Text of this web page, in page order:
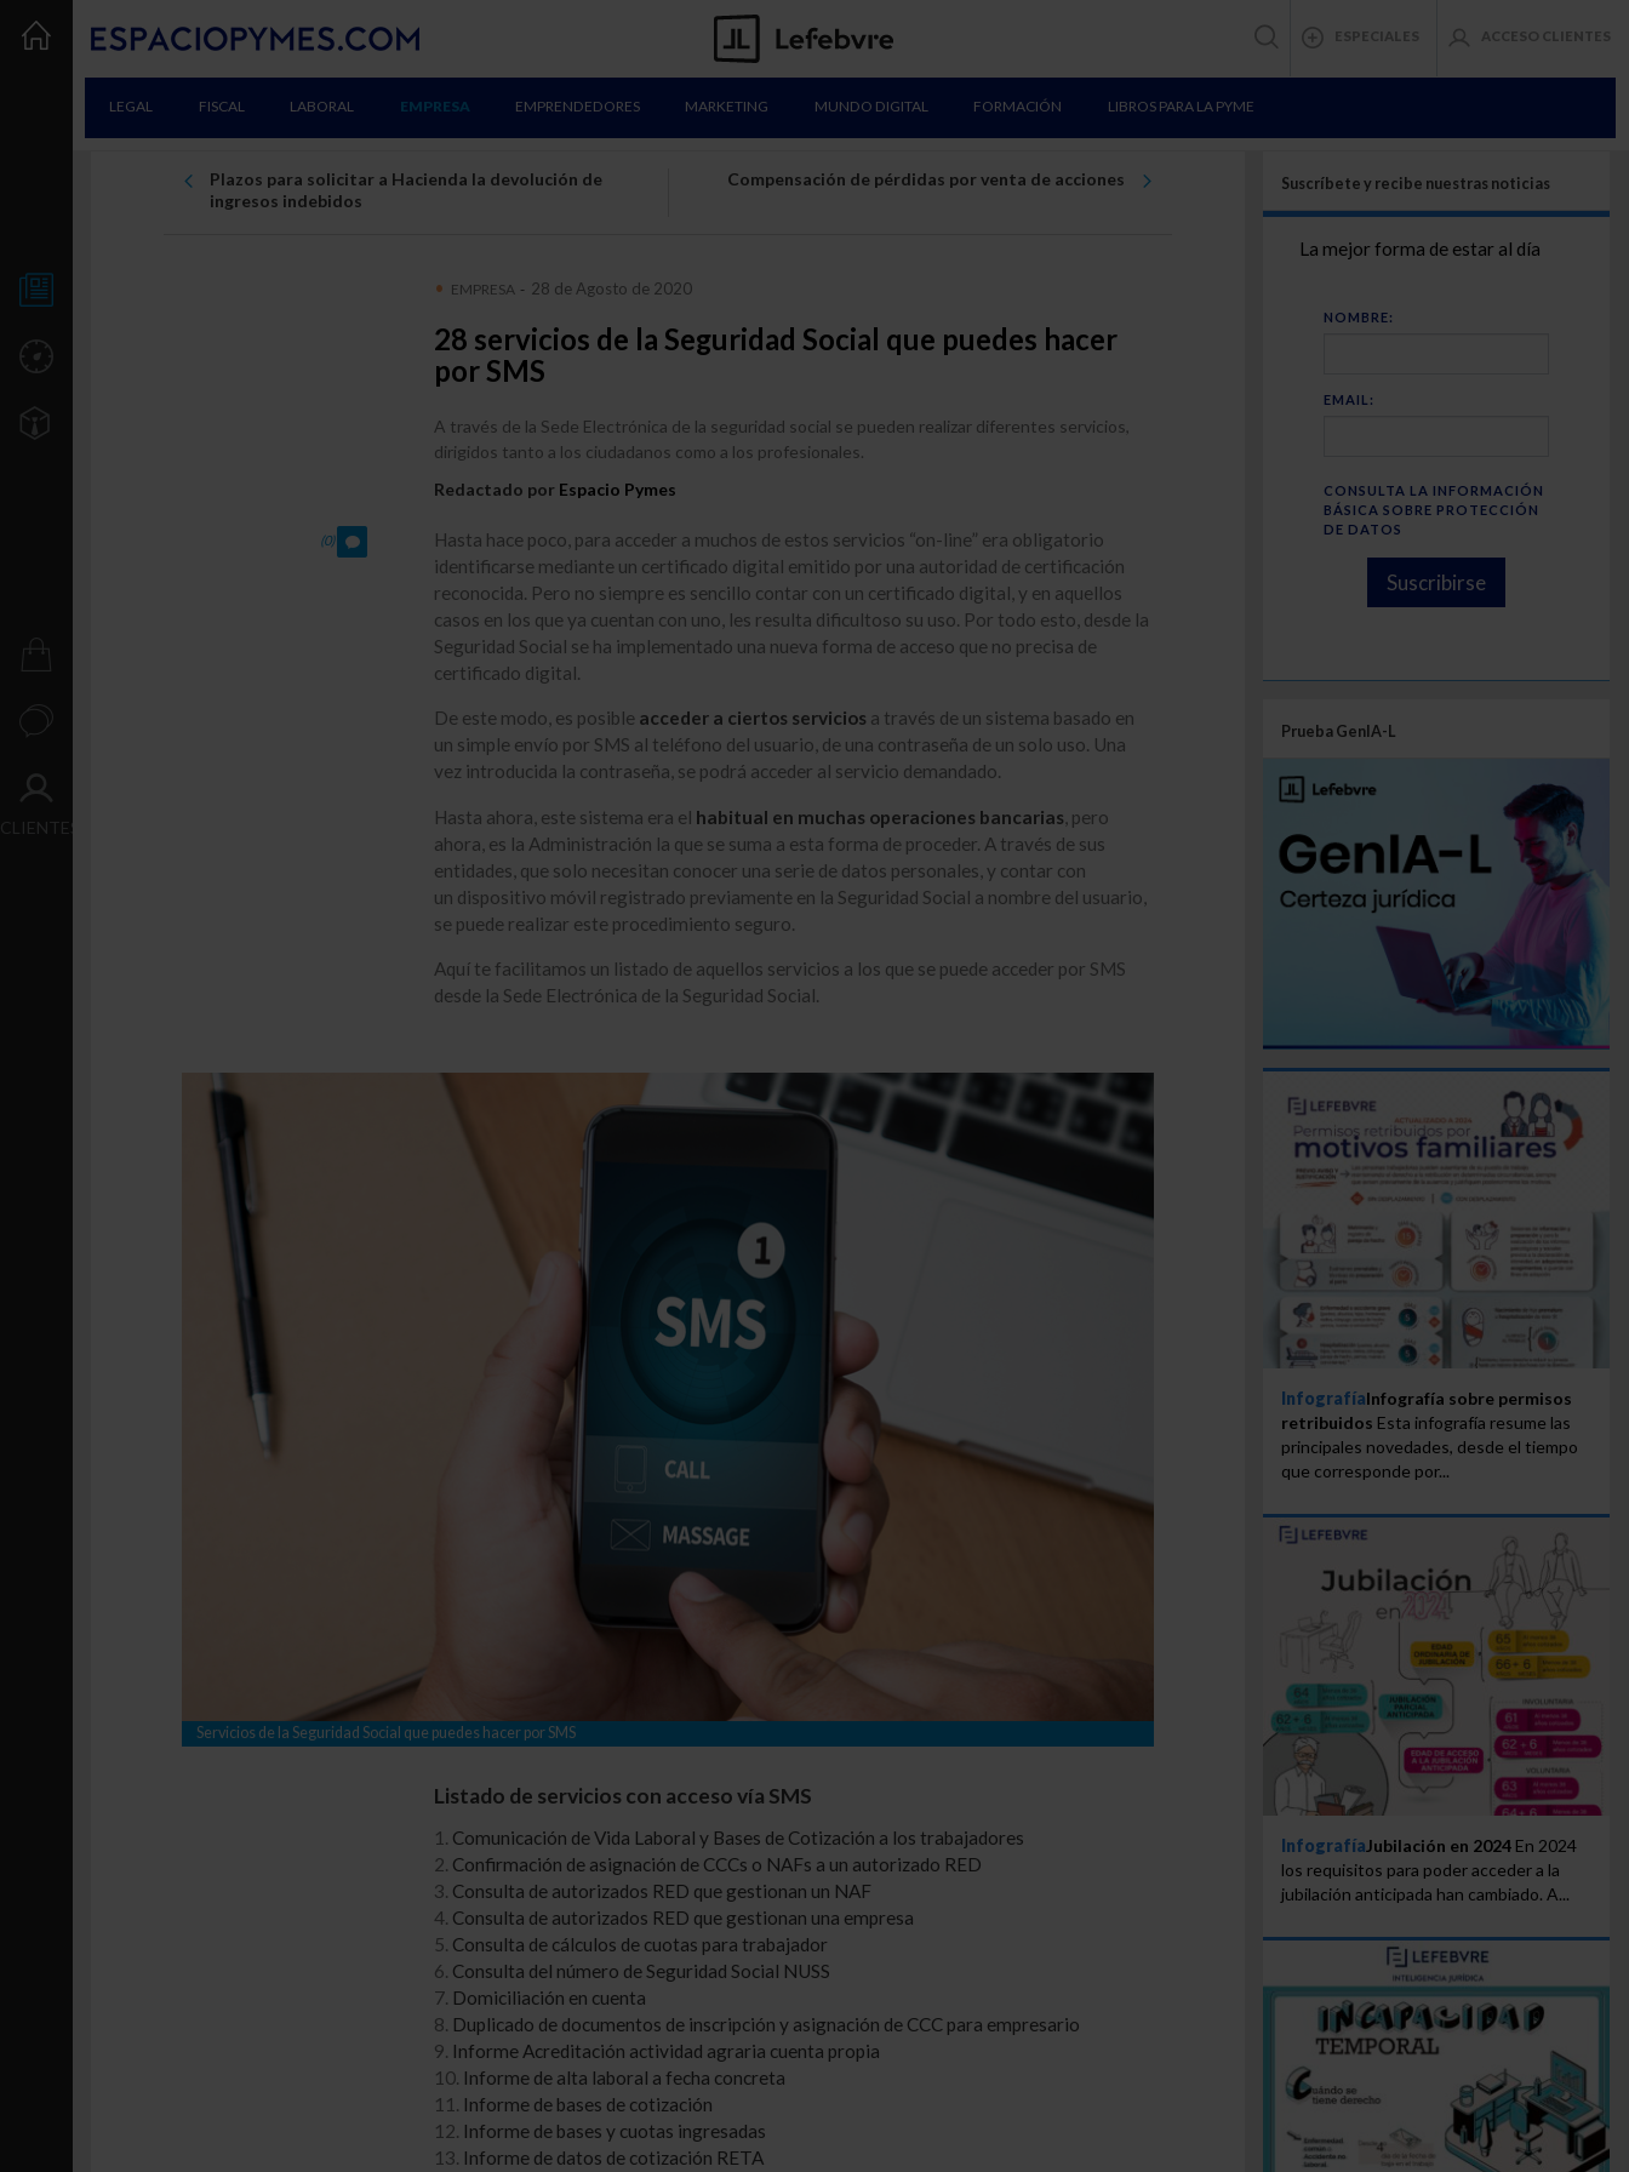
ESPECIALES ACCESO CLIENTES
LEGAL FISCAL LABORAL EMPRESA EMPRENDEDORES MARKETING MUNDO DIGITAL FORMACIÓN LIBROS PARA LA PYME
CLIENTES
Plazos para solicitar a Hacienda la devolución de
ingresos indebidos
Compensación de pérdidas por venta de acciones
EMPRESA- 28 de Agosto de 2020
28 servicios de la Seguridad Social que puedes hacer
por SMS
A través de la Sede Electrónica de la seguridad social se pueden realizar diferentes servicios,
dirigidos tanto a los ciudadanos como a los profesionales.
Redactado por Espacio Pymes
(0)
Hasta hace poco, para acceder a muchos de estos servicios “on-line” era obligatorio
identificarse mediante un certificado digital emitido por una autoridad de certificación
reconocida. Pero no siempre es sencillo contar con un certificado digital, y en aquellos
casos en los que ya cuentan con uno, les resulta dificultoso su uso. Por todo esto, desde la
Seguridad Social se ha implementado una nueva forma de acceso que no precisa de
certificado digital.
De este modo, es posible acceder a ciertos servicios a través de un sistema basado en
un simple envío por SMS al teléfono del usuario, de una contraseña de un solo uso. Una
vez introducida la contraseña, se podrá acceder al servicio demandado.
Hasta ahora, este sistema era el habitual en muchas operaciones bancarias , pero
ahora, es la Administración la que se suma a esta forma de proceder. A través de sus
entidades, que solo necesitan conocer una serie de datos personales, y contar con
un dispositivo móvil registrado previamente en la Seguridad Social a nombre del usuario,
se puede realizar este procedimiento seguro.
Aquí te facilitamos un listado de aquellos servicios a los que se puede acceder por SMS
desde la Sede Electrónica de la Seguridad Social.
Servicios de la Seguridad Social que puedes hacer por SMS
Listado de servicios con acceso vía SMS
1. Comunicación de Vida Laboral y Bases de Cotización a los trabajadores
2. Confirmación de asignación de CCCs o NAFs a un autorizado RED
3. Consulta de autorizados RED que gestionan un NAF
4. Consulta de autorizados RED que gestionan una empresa
5. Consulta de cálculos de cuotas para trabajador
6. Consulta del número de Seguridad Social NUSS
7. Domiciliación en cuenta
8. Duplicado de documentos de inscripción y asignación de CCC para empresario
9. Informe Acreditación actividad agraria cuenta propia
10. Informe de alta laboral a fecha concreta
11. Informe de bases de cotización
12. Informe de bases y cuotas ingresadas
13. Informe de datos de cotización RETA
Suscríbete y recibe nuestras noticias
La mejor forma de estar al día
NOMBRE:
EMAIL:
CONSULTA LA INFORMACIÓN
BÁSICA SOBRE PROTECCIÓN
DE DATOS
Suscribirse
Prueba GenIA-L
InfografíaInfografía sobre permisos
retribuidos Esta infografía resume las
principales novedades, desde el tiempo
que corresponde por...
InfografíaJubilación en 2024En 2024
los requisitos para poder acceder a la
jubilación anticipada han cambiado. A...